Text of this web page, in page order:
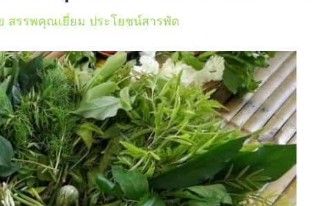
สรรพคุณเยี่ยม ประโยชน์สารพัด